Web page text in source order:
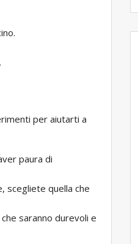
per aiutarti a
paura di
scegliete quella che
saranno durevoli e